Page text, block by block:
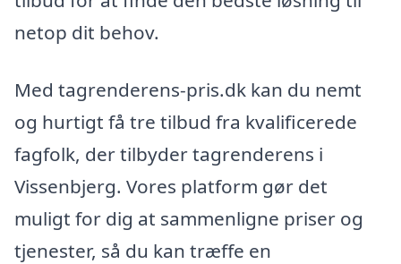
netop dit behov.
Med tagrenderens-pris.dk kan du nemt
og hurtigt få tre tilbud fra kvalificerede
fagfolk, der tilbyder tagrenderens i
Vissenbjerg. Vores platform gør det
muligt for dig at sammenligne priser og
tjenester, så du kan træffe en